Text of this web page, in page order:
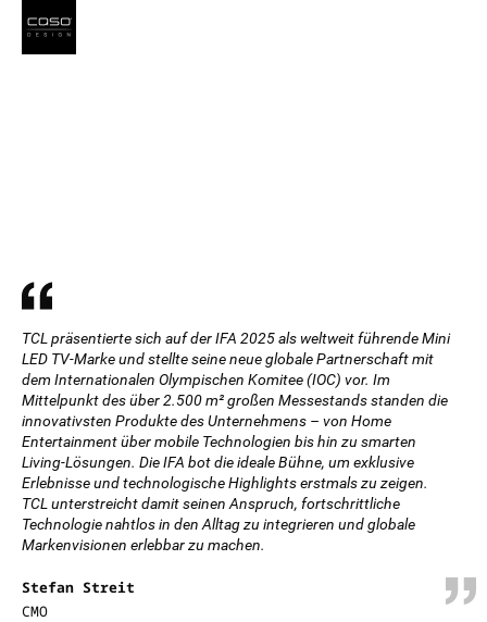
TCL präsentierte sich auf der IFA 2025 als weltweit führende Mini
LED TV-Marke und stellte seine neue globale Partnerschaft mit
dem Internationalen Olympischen Komitee (IOC) vor. Im
Mittelpunkt des über 2.500 m² großen Messestands standen die
innovativsten Produkte des Unternehmens – von Home
Entertainment über mobile Technologien bis hin zu smarten
Living-Lösungen. Die IFA bot die ideale Bühne, um exklusive
Erlebnisse und technologische Highlights erstmals zu zeigen.
TCL unterstreicht damit seinen Anspruch, fortschrittliche
Technologie nahtlos in den Alltag zu integrieren und globale
Markenvisionen erlebbar zu machen.
Stefan Streit
CMO